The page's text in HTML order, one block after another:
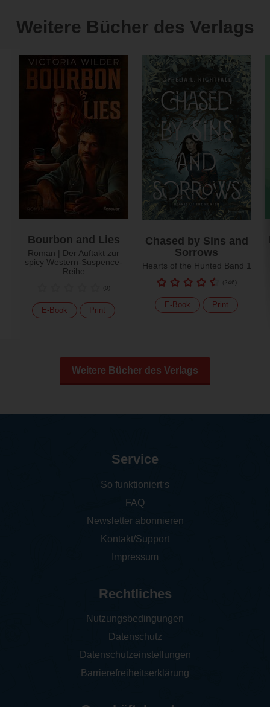
Weitere Bücher des Verlags
Bourbon and Lies
Roman | Der Auftakt zur
spicy Western-Suspence-
Reihe
(0
E-Book Print
Chased by Sins and
Sorrows
Hearts of the Hunted Band 1
(246
E-Book Print
Weitere Bücher des Verlags
Service
So funktioniert‘s
FAQ
Newsletter abonnieren
Kontakt/Support
Impressum
Rechtliches
Nutzungsbedingungen
Datenschutz
Datenschutzeinstellungen
Barrierefreiheitserklärung